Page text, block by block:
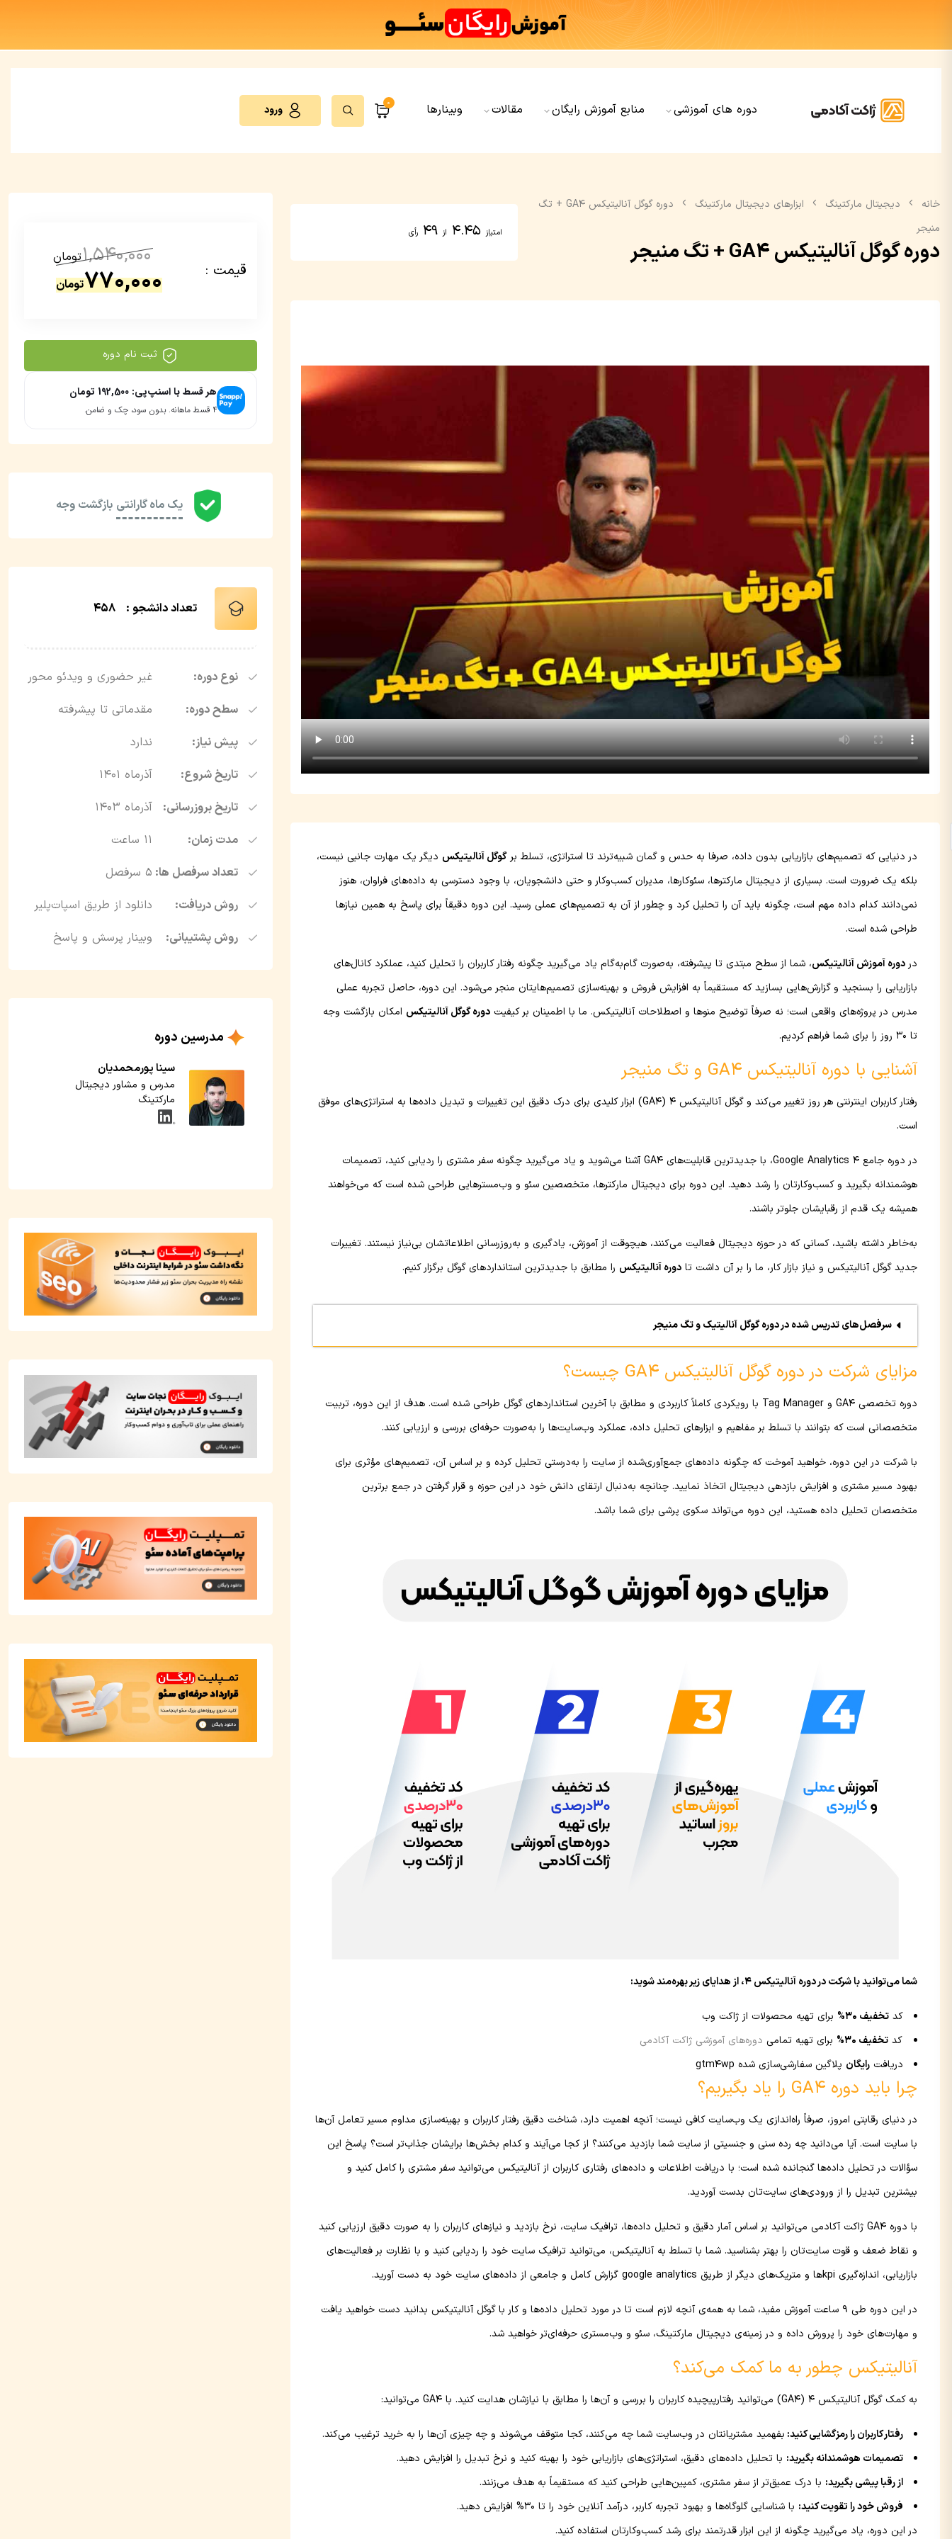
دوره های آموزشی منابع آموزش رایگان مقالات وبینارها 0
ورود
خانه دیجیتال مارکتینگ ابزارهای دیجیتال مارکتینگ
دوره گوگل آنالیتیکس GA4 + تگ
منیجر
دوره گوگل آنالیتیکس GA4 + تگ منیجر
امتیاز 4.45 از 49 رأی
در دنیایی که تصمیم‌های بازاریابی بدون داده، صرفا به حدس و گمان شبیه‌ترند تا استراتژی، تسلط بر گوگل آنالیتیکس دیگر یک مهارت جانبی نیست،
بلکه یک ضرورت است. بسیاری از دیجیتال مارکترها، سئوکارها، مدیران کسب‌وکار و حتی دانشجویان، با وجود دسترسی به داده‌های فراوان، هنوز
نمی‌دانند کدام داده مهم است، چگونه باید آن را تحلیل کرد و چطور از آن به تصمیم‌های عملی رسید. این دوره دقیقاً برای پاسخ به همین نیازها
طراحی شده است.
در دوره آموزش آنالیتیکس، شما از سطح مبتدی تا پیشرفته، به‌صورت گام‌به‌گام یاد می‌گیرید چگونه رفتار کاربران را تحلیل کنید، عملکرد کانال‌های
بازاریابی را بسنجید و گزارش‌هایی بسازید که مستقیماً به افزایش فروش و بهینه‌سازی تصمیم‌هایتان منجر می‌شود. این دوره، حاصل تجربه عملی
مدرس در پروژه‌های واقعی است؛ نه صرفاً توضیح منوها و اصطلاحات آنالیتیکس. ما با اطمینان بر کیفیت دوره گوگل آنالیتیکس امکان بازگشت وجه
تا 30 روز را برای شما فراهم کردیم.
آشنایی با دوره آنالیتیکس GA4 و تگ منیجر
رفتار کاربران اینترنتی هر روز تغییر می‌کند و گوگل آنالیتیکس 4 (GA4) ابزار کلیدی برای درک دقیق این تغییرات و تبدیل داده‌ها به استراتژی‌های موفق
است.
در دوره جامع Google Analytics 4، با جدیدترین قابلیت‌های GA4 آشنا می‌شوید و یاد می‌گیرید چگونه سفر مشتری را ردیابی کنید، تصمیمات
هوشمندانه بگیرید و کسب‌وکارتان را رشد دهید. این دوره برای دیجیتال مارکترها، متخصصین سئو و وب‌مسترهایی طراحی شده است که می‌خواهند
همیشه یک قدم از رقبایشان جلوتر باشند.
به‌خاطر داشته باشید، کسانی که در حوزه دیجیتال فعالیت می‌کنند، هیچوقت از آموزش، یادگیری و به‌روزرسانی اطلاعاتشان بی‌نیاز نیستند. تغییرات
جدید گوگل آنالیتیکس و نیاز بازار کار، ما را بر آن داشت تا دوره‌ آنالیتیکس را مطابق با جدیدترین استانداردهای گوگل برگزار کنیم.
سرفصل‌های تدریس شده در دوره گوگل آنالیتیک و تگ منیجر
مزایای شرکت در دوره گوگل آنالیتیکس GA4 چیست؟
دوره تخصصی GA4 و Tag Manager با رویکردی کاملاً کاربردی و مطابق با آخرین استانداردهای گوگل طراحی شده است. هدف از این دوره، تربیت
متخصصانی است که بتوانند با تسلط بر مفاهیم و ابزارهای تحلیل داده، عملکرد وب‌سایت‌ها را به‌صورت حرفه‌ای بررسی و ارزیابی کنند.
با شرکت در این دوره، خواهید آموخت که چگونه داده‌های جمع‌آوری‌شده از سایت را به‌درستی تحلیل کرده و بر اساس آن، تصمیم‌های مؤثری برای
بهبود مسیر مشتری و افزایش بازدهی دیجیتال اتخاذ نمایید. چنانچه به‌دنبال ارتقای دانش خود در این حوزه و قرار گرفتن در جمع برترین
متخصصان تحلیل داده هستید، این دوره می‌تواند سکوی پرشی برای شما باشد.
شما می‌توانید با شرکت در دوره آنالیتیکس ۴، از هدایای زیر بهره‌مند شوید:
کد تخفیف 30%
برای تهیه محصولات از ژاکت وب
کد تخفیف 30% برای تهیه تمامی دوره‌های آموزشی ژاکت آکادمی
دریافت رایگان پلاگین سفارشی‌سازی شده gtm4wp
چرا باید دوره GA4 را یاد بگیریم؟
در دنیای رقابتی امروز، صرفاً راه‌اندازی یک وب‌سایت کافی نیست؛ آنچه اهمیت دارد، شناخت دقیق رفتار کاربران و بهینه‌سازی مداوم مسیر تعامل آن‌ها
با سایت است. آیا می‌دانید چه رده سنی و جنسیتی از سایت شما بازدید می‌کنند؟ از کجا می‌آیند و کدام بخش‌ها برایشان جذاب‌تر است؟ پاسخ این
سؤالات در تحلیل داده‌ها گنجانده شده است؛ با دریافت اطلاعات و داده‌های رفتاری کاربران از آنالیتیکس می‌توانید سفر مشتری را کامل کنید و
بیشترین تبدیل را از ورودی‌های سایت‌تان بدست آوردید.
با دوره GA4 ژاکت آکادمی می‌توانید بر اساس آمار دقیق و تحلیل داده‌ها، ترافیک سایت، نرخ بازدید و نیازهای کاربران را به صورت دقیق ارزیابی کنید
و نقاط ضعف و قوت سایت‌تان را بهتر بشناسید. شما با تسلط به آنالیتیکس، می‌توانید ترافیک سایت خود را ردیابی کنید و با نظارت بر فعالیت‌های
بازاریابی، اندازه‌گیری kpiها و متریک‌های دیگر از طریق google analytics گزارش کامل و جامعی از داده‌های سایت خود به دست آورید.
در این دوره طی 9 ساعت آموزش مفید، شما به همه‌ی آنچه لازم است تا در مورد تحلیل داده‌ها و کار با گوگل آنالیتیکس بدانید دست خواهید یافت
و مهارت‌های خود را پرورش داده و در زمینه‌ی دیجیتال مارکتینگ، سئو و وب‌مستری حرفه‌ای‌تر خواهید شد.
آنالیتیکس چطور به ما کمک می‌کند؟
به کمک گوگل آنالیتیکس 4 (GA4) می‌توانید رفتارپیچیده کاربران را بررسی و آن‌ها را مطابق با نیازشان هدایت کنید. با GA4 می‌توانید:
رفتار کاربران را رمزگشایی کنید: بفهمید مشتریانتان در وب‌سایت شما چه می‌کنند، کجا متوقف می‌شوند و چه چیزی آن‌ها را به خرید ترغیب می‌کند.
تصمیمات هوشمندانه بگیرید: با تحلیل داده‌های دقیق، استراتژی‌های بازاریابی خود را بهینه کنید و نرخ تبدیل را افزایش دهید.
از رقبا پیشی بگیرید: با درک عمیق‌تر از سفر مشتری، کمپین‌هایی طراحی کنید که مستقیماً به هدف می‌زنند.
فروش خود را تقویت کنید: با شناسایی گلوگاه‌ها و بهبود تجربه کاربر، درآمد آنلاین خود را تا 30% افزایش دهید.
در این دوره، یاد می‌گیرید چگونه از این ابزار قدرتمند برای رشد کسب‌وکارتان استفاده کنید.
قیمت :
1,540,000تومان
770,000تومان
ثبت نام دوره
هر قسط با اسنپ‌پی: 192,500 تومان
۴ قسط ماهانه. بدون سود، چک و ضامن.
یک ماه گارانتی بازگشت وجه
تعداد دانشجو : 458
نوع دوره:
غیر حضوری و ویدئو محور
سطح دوره:
مقدماتی تا پیشرفته
پیش نیاز:
ندارد
تاریخ شروع:
آذرماه ۱۴۰۱
تاریخ بروزرسانی:
آذرماه ۱۴۰۳
مدت زمان:
11 ساعت
تعداد سرفصل ها: ۵ سرفصل
روش دریافت:
دانلود از طریق اسپات‌پلیر
روش پشتیبانی:
وبینار پرسش و پاسخ
مدرسین دوره
سینا پورمحمدیان
مدرس و مشاور دیجیتال
مارکتینگ